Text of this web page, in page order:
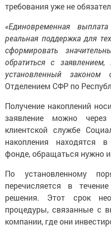
требования уже не
«Единовременная
реальная поддержка для
сформировать
обратиться с
установленный законом
Отделением СФР по
Получение накоплений
заявление можно
клиентской службе
накопления находятся
фонде, обращаться нужно
По установленному
перечисляется в
решения. Этот срок
процедуры, связанные с
компании, где они